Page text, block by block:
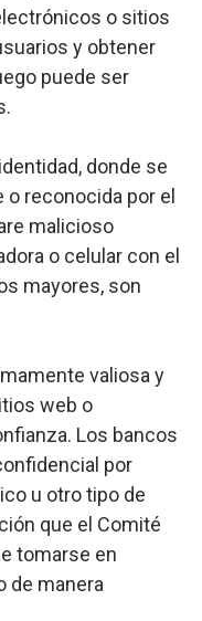
o sitios
y obtener
puede ser
donde se
reconocida por el
malicioso
o celular con el
mayores, son
valiosa y
web o
Los bancos
por
u otro tipo de
que el Comité
tomarse en
de manera